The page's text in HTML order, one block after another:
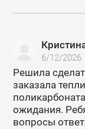
6/12/2026
Решила
заказала
ожидания.
вопросы